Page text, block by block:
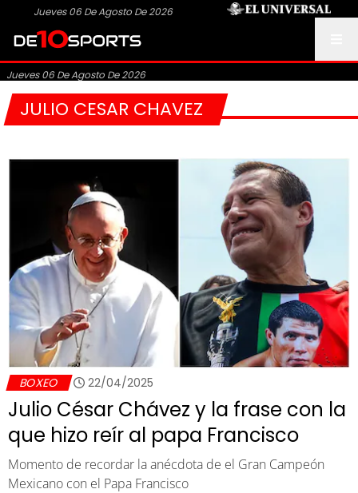
Jueves 06 De Agosto De 2026
Jueves 06 De Agosto De 2026
JULIO CESAR CHAVEZ
BOXEO 22/04/2025
Julio César Chávez y la frase con la
que hizo reír al papa Francisco
Momento de recordar la anécdota de el Gran Campeón
Mexicano con el Papa Francisco